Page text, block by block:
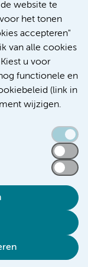
website te
het tonen
accepteren"
van alle cookies
Kiest u voor
functionele en
(link in
wijzigen.